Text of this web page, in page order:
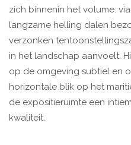
zich binnenin het volume:
langzame helling dalen
verzonken
in het landschap aanvoelt.
op de omgeving subtiel en
horizontale blik op het
de expositieruimte een
kwaliteit.